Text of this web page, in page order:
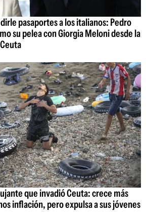
pasaportes a los italianos: Pedro
su pelea con Giorgia Meloni desde la
que invadió Ceuta: crece más
inflación, pero expulsa a sus jóvenes